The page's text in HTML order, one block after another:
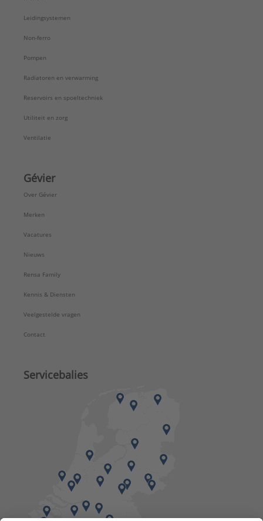
Leidingsystemen
Non-ferro
Pompen
Radiatoren en verwarming
Reservoirs en spoeltechniek
Utiliteit en zorg
Ventilatie
Gévier
Over Gévier
Merken
Vacatures
Nieuws
Rensa Family
Kennis & Diensten
Veelgestelde vragen
Contact
Servicebalies